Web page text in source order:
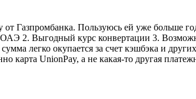
Газпромбанка. Пользуюсь ей уже больше
2. Выгодный курс конвертации 3.
легко окупается за счет кэшбэка и
карта UnionPay, а не какая-то другая